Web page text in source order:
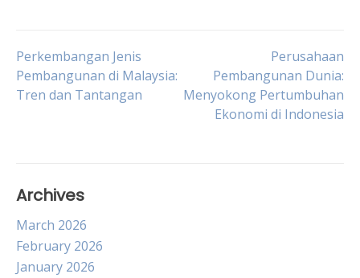
Post
navigation
Perkembangan Jenis
Pembangunan di Malaysia:
Tren dan Tantangan
Perusahaan
Pembangunan Dunia:
Menyokong Pertumbuhan
Ekonomi di Indonesia
Archives
March 2026
February 2026
January 2026